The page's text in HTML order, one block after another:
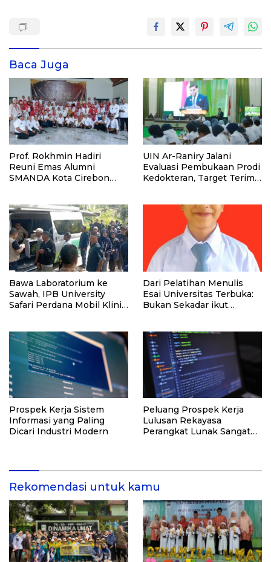
Baca Juga
Prof. Rokhmin Hadiri
Reuni Emas Alumni
SMANDA Kota Cirebon
UIN Ar-Raniry Jalani
Evaluasi Pembukaan Prodi
Kedokteran, Target Terima
Bawa Laboratorium ke
Sawah, IPB University
Safari Perdana Mobil Klinik
Dari Pelatihan Menulis
Esai Universitas Terbuka:
Bukan Sekadar ikut
Prospek Kerja Sistem
Informasi yang Paling
Dicari Industri Modern
Peluang Prospek Kerja
Lulusan Rekayasa
Perangkat Lunak Sangat
Rekomendasi untuk kamu